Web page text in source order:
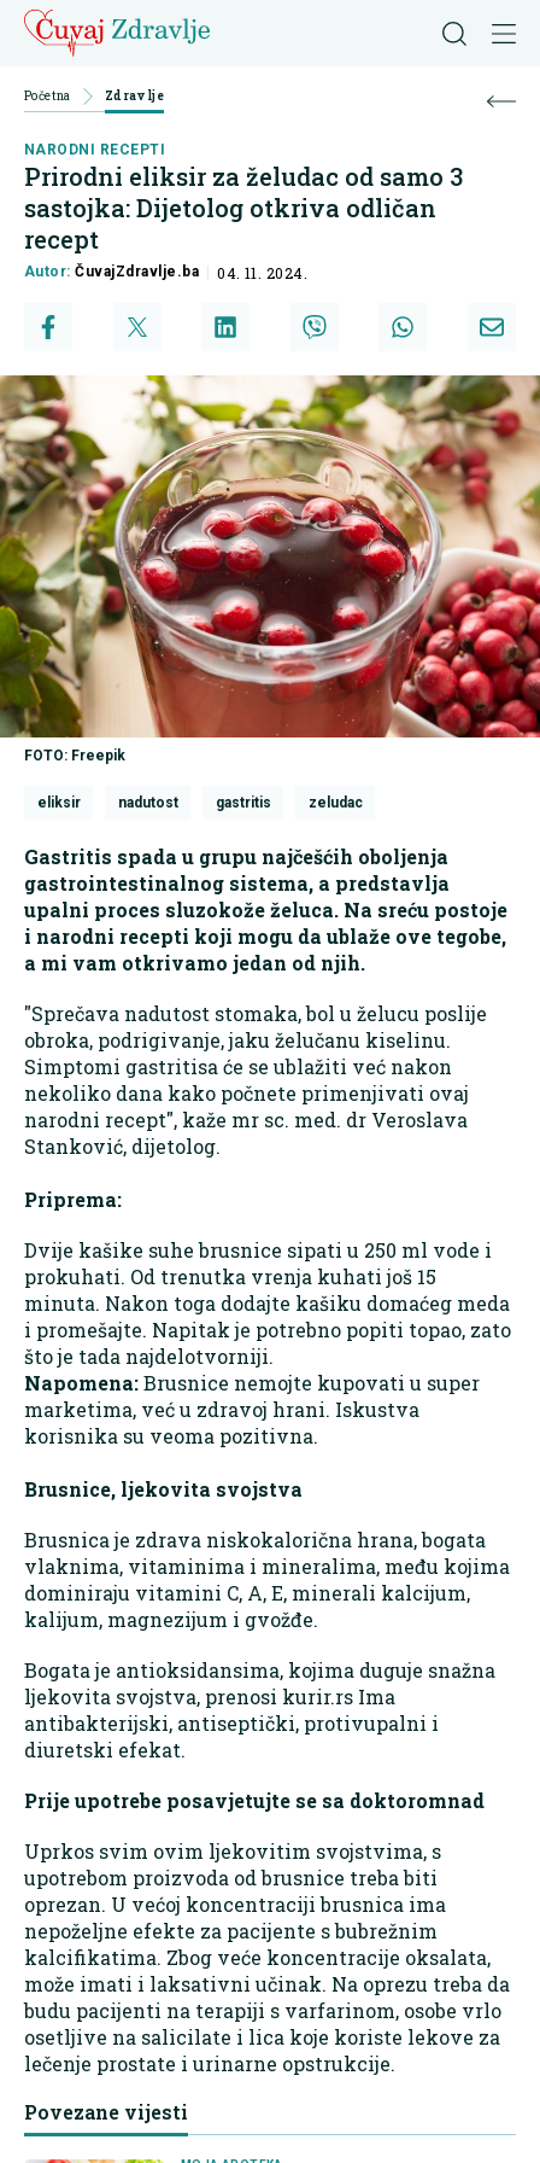
Početna Zdravlje
NARODNI RECEPTI
Prirodni eliksir za želudac od samo 3
sastojka: Dijetolog otkriva odličan
recept
Autor:ČuvajZdravlje.ba 04. 11. 2024.
FOTO: Freepik
eliksir nadutost gastritis zeludac
Gastritis spada u grupu najčešćih oboljenja
gastrointestinalnog sistema, a predstavlja
upalni proces sluzokože želuca. Na sreću postoje
i narodni recepti koji mogu da ublaže ove tegobe,
a mi vam otkrivamo jedan od njih.
"Sprečava nadutost stomaka, bol u želucu poslije
obroka, podrigivanje, jaku želučanu kiselinu.
Simptomi gastritisa će se ublažiti već nakon
nekoliko dana kako počnete primenjivati ovaj
narodni recept", kaže mr sc. med. dr Veroslava
Stanković, dijetolog.
Priprema:
Dvije kašike suhe brusnice sipati u 250 ml vode i
prokuhati. Od trenutka vrenja kuhati još 15
minuta. Nakon toga dodajte kašiku domaćeg meda
i promešajte. Napitak je potrebno popiti topao, zato
što je tada najdelotvorniji.
Napomena:Brusnice nemojte kupovati u super
marketima, već u zdravoj hrani. Iskustva
korisnika su veoma pozitivna.
Brusnice, ljekovita svojstva
Brusnica je zdrava niskokalorična hrana, bogata
vlaknima, vitaminima i mineralima, među kojima
dominiraju vitamini C, A, E, minerali kalcijum,
kalijum, magnezijum i gvožđe.
Bogata je antioksidansima, kojima duguje snažna
ljekovita svojstva, prenosi kurir.rs Ima
antibakterijski, antiseptički, protivupalni i
diuretski efekat.
Prije upotrebe posavjetujte se sa doktoromnad
Uprkos svim ovim ljekovitim svojstvima, s
upotrebom proizvoda od brusnice treba biti
oprezan. U većoj koncentraciji brusnica ima
nepoželjne efekte za pacijente s bubrežnim
kalcifikatima. Zbog veće koncentracije oksalata,
može imati i laksativni učinak. Na oprezu treba da
budu pacijenti na terapiji s varfarinom, osobe vrlo
osetljive na salicilate i lica koje koriste lekove za
lečenje prostate i urinarne opstrukcije.
Povezane vijesti